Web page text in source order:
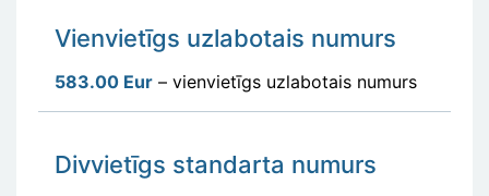
Vienvietīgs uzlabotais numurs
583.00 Eur – vienvietīgs uzlabotais numurs
Divvietīgs standarta numurs